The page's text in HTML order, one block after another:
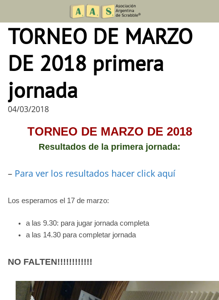
content
TORNEO DE MARZO
DE 2018 primera
jornada
04/03/2018
TORNEO DE MARZO DE 2018
Resultados de la primera jornada:
– Para ver los resultados hacer click aquí
Los esperamos el 17 de marzo:
a las 9.30: para jugar jornada completa
a las 14.30 para completar jornada
NO FALTEN!!!!!!!!!!!!